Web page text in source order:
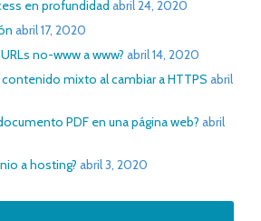
en profundidad abril 24, 2020
abril 17, 2020
no-www a www? abril 14, 2020
mixto al cambiar a HTTPS abril
PDF en una página web? abril
a hosting? abril 3, 2020